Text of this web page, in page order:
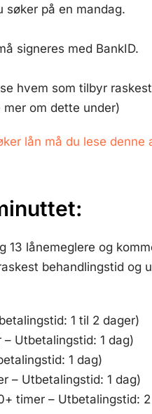
søker på en mandag.
signeres med BankID.
hvem som tilbyr raskest
om dette under)
lån må du lese denne
13 lånemeglere og
behandlingstid og
1 til 2 dager)
Utbetalingstid: 1 dag)
1 dag)
– Utbetalingstid: 1 dag)
timer – Utbetalingstid: